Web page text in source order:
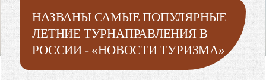
НАЗВАНЫ САМЫЕ ПОПУЛЯРНЫЕ
ЛЕТНИЕ ТУРНАПРАВЛЕНИЯ В
РОССИИ - «НОВОСТИ ТУРИЗМА»